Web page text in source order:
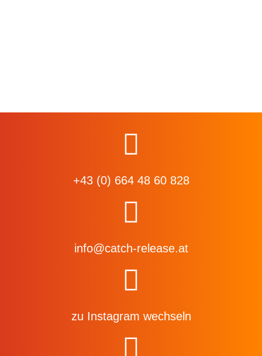
+43 (0) 664 48 60 828
info@catch-release.at
zu Instagram wechseln